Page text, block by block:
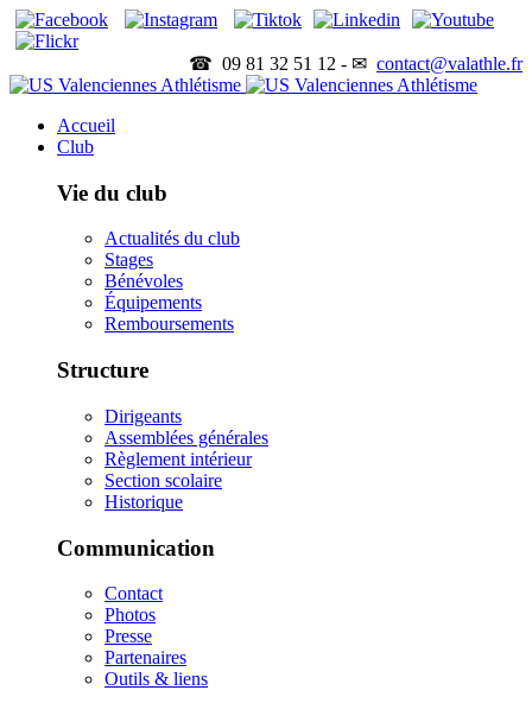
☎ 09 81 32 51 12 - ✉ contact@valathle.fr
Accueil
Club
Vie du club
Actualités du club
Stages
Bénévoles
Équipements
Remboursements
Structure
Dirigeants
Assemblées générales
Règlement intérieur
Section scolaire
Historique
Communication
Contact
Photos
Presse
Partenaires
Outils & liens